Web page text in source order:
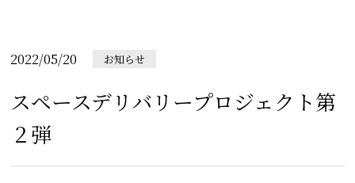
2022/05/20 お知らせ
スペースデリバリープロジェクト第
２弾